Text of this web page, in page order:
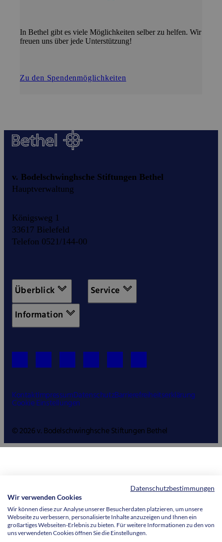
In Bethel gibt es viele Möglichkeiten selber zu helfen. Wir
freuen uns über jede Unterstützung!
Zu den Spendenmöglichkeiten
v. Bodelschwinghsche Stiftungen Bethel
Hauptverwaltung
Königsweg 1
33617 Bielefeld
Telefon 0521/144-00
Überblick
Service
Information
KontaktImpressumDatenschutzBarrierefreiheitserklärung
Cookie Einstellungen
© 2026 v. Bodelschwinghsche Stiftungen Bethel
Datenschutzbestimmungen
Wir verwenden Cookies
Wir können diese zur Analyse unserer Besucherdaten platzieren, um unsere
Webseite zu verbessern, personalisierte Inhalte anzuzeigen und Ihnen ein
großartiges Webseiten-Erlebnis zu bieten. Für weitere Informationen zu den von
uns verwendeten Cookies öffnen Sie die Einstellungen.